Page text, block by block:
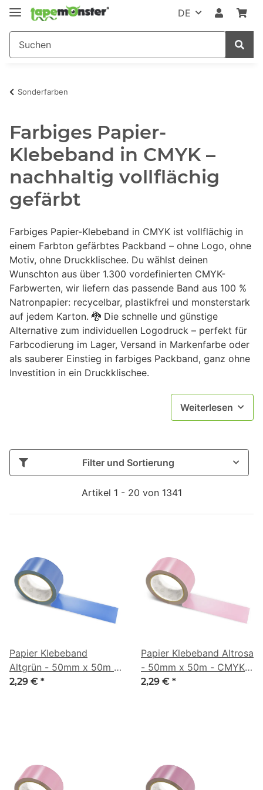
DE
Sonderfarben
Farbiges Papier-
Klebeband in CMYK –
nachhaltig vollflächig
gefärbt
Farbiges Papier-Klebeband in CMYK ist vollflächig in
einem Farbton gefärbtes Packband – ohne Logo, ohne
Motiv, ohne Druckklischee. Du wählst deinen
Wunschton aus über 1.300 vordefinierten CMYK-
Farbwerten, wir liefern das passende Band aus 100 %
Natronpapier: recycelbar, plastikfrei und monsterstark
auf jedem Karton. 🐉 Die schnelle und günstige
Alternative zum individuellen Logodruck – perfekt für
Farbcodierung im Lager, Versand in Markenfarbe oder
als sauberer Einstieg in farbiges Packband, ganz ohne
Investition in ein Druckklischee.
Weiterlesen
Filter und Sortierung
Artikel 1 - 20 von 1341
Papier Klebeband
Altgrün - 50mm x 50m -
CMYK 67/47/0/32
2,29 € *
Papier Klebeband Altrosa
- 50mm x 50m - CMYK
0/31/20/16
2,29 € *